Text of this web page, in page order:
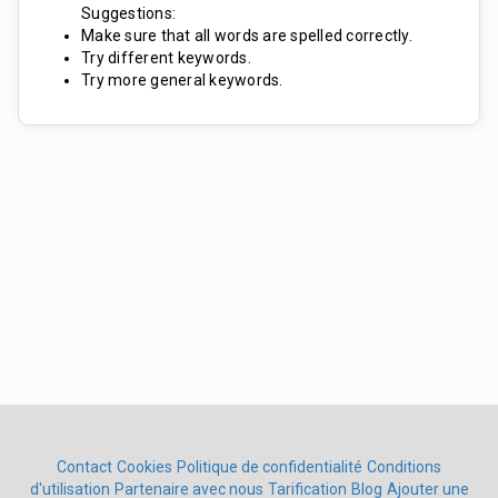
Suggestions:
Make sure that all words are spelled correctly.
Try different keywords.
Try more general keywords.
Contact Cookies Politique de confidentialité Conditions
d'utilisation Partenaire avec nous Tarification Blog Ajouter une